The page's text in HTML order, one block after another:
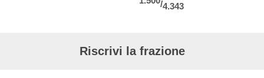
/4.343
Riscrivi la frazione